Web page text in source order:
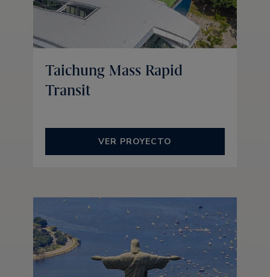
Taichung Mass Rapid
Transit
VER PROYECTO